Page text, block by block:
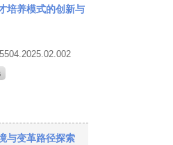
培养模式的创新与
与变革路径探索